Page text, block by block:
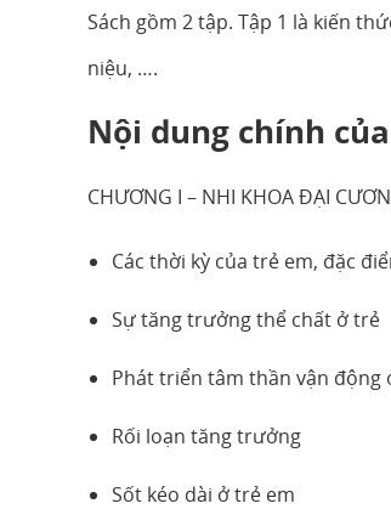
Sách gồm 2 tập. Tập 1 là kiến
niệu, ….
Nội dung chính
CHƯƠNG I – NHI KHOA ĐẠI
Các thời kỳ của trẻ em, đặc
Sự tăng trưởng thể chất ở trẻ
Phát triển tâm thần vận động
Rối loạn tăng trưởng
Sốt kéo dài ở trẻ em